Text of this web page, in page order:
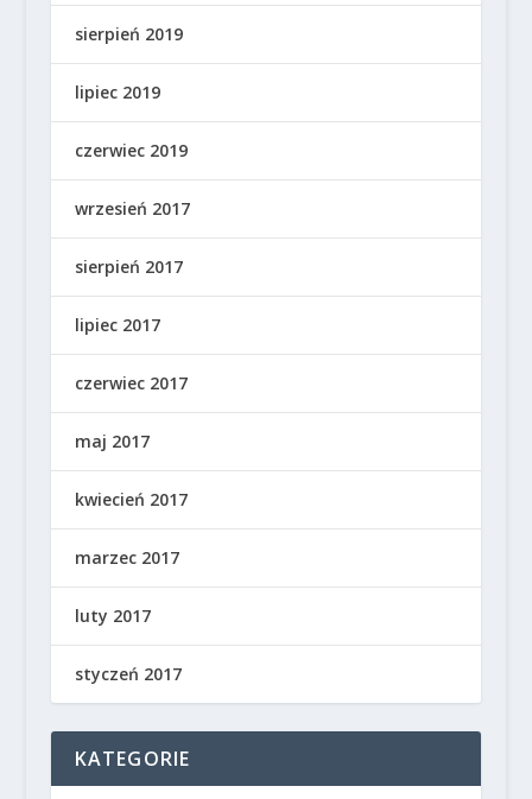
sierpień 2019
lipiec 2019
czerwiec 2019
wrzesień 2017
sierpień 2017
lipiec 2017
czerwiec 2017
maj 2017
kwiecień 2017
marzec 2017
luty 2017
styczeń 2017
KATEGORIE